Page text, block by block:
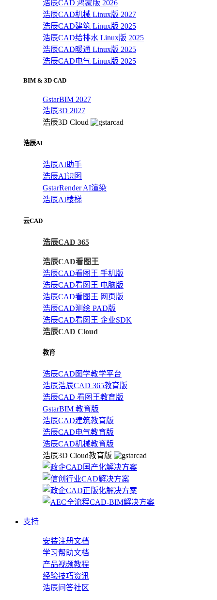
浩辰CAD 鸿蒙版 2026
浩辰CAD机械 Linux版 2027
浩辰CAD建筑 Linux版 2025
浩辰CAD给排水 Linux版 2025
浩辰CAD暖通 Linux版 2025
浩辰CAD电气 Linux版 2025
BIM & 3D CAD
GstarBIM 2027
浩辰3D 2027
浩辰3D Cloud
浩辰AI
浩辰AI助手
浩辰AI识图
GstarRender AI渲染
浩辰AI楼梯
云CAD
浩辰CAD 365
浩辰CAD看图王
浩辰CAD看图王 手机版
浩辰CAD看图王 电脑版
浩辰CAD看图王 网页版
浩辰CAD测绘 PAD版
浩辰CAD看图王 企业SDK
浩辰CAD Cloud
教育
浩辰CAD图学教学平台
浩辰浩辰CAD 365教育版
浩辰CAD 看图王教育版
GstarBIM 教育版
浩辰CAD建筑教育版
浩辰CAD电气教育版
浩辰CAD机械教育版
浩辰3D Cloud教育版
支持
安装注册文档
学习帮助文档
产品视频教程
经验技巧资讯
浩辰问答社区